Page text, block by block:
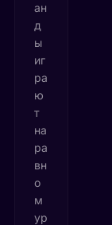
ан
д
ы
иг
ра
ю
т
на
ра
вн
о
м
ур